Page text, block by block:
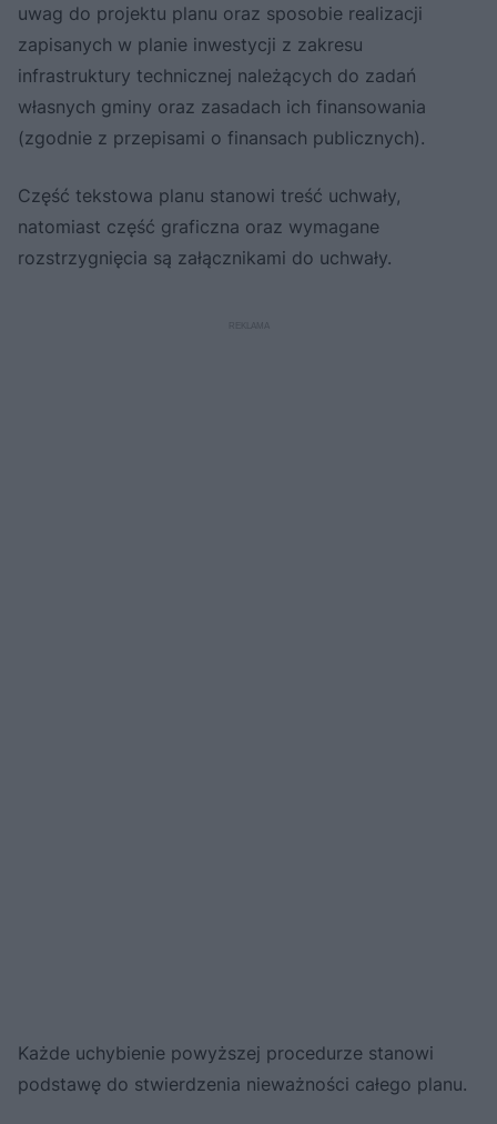
uwag do projektu planu oraz sposobie realizacji
zapisanych w planie inwestycji z zakresu
infrastruktury technicznej należących do zadań
własnych gminy oraz zasadach ich finansowania
(zgodnie z przepisami o finansach publicznych).
Część tekstowa planu stanowi treść uchwały,
natomiast część graficzna oraz wymagane
rozstrzygnięcia są załącznikami do uchwały.
Każde uchybienie powyższej procedurze stanowi
podstawę do stwierdzenia nieważności całego planu.